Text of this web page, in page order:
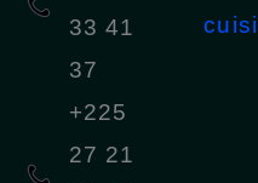
33 41
37
+225
27 21